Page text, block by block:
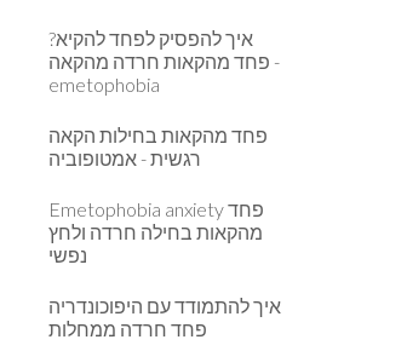
איך להפסיק לפחד להקיא?
פחד מהקאות חרדה מהקאה -
emetophobia
פחד מהקאות בחילות הקאה
רגשית - אמטופוביה
Emetophobia anxiety פחד
מהקאות בחילה חרדה ולחץ
נפשי
איך להתמודד עם היפוכונדריה
פחד חרדה ממחלות